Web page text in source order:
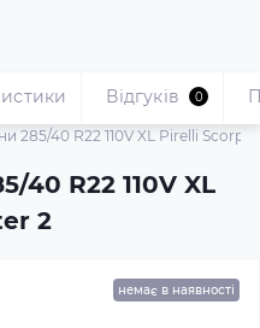
285/40 R22 110V XL Pirelli
40 R22 110V XL
2
Відгуків 0
немає в наявності